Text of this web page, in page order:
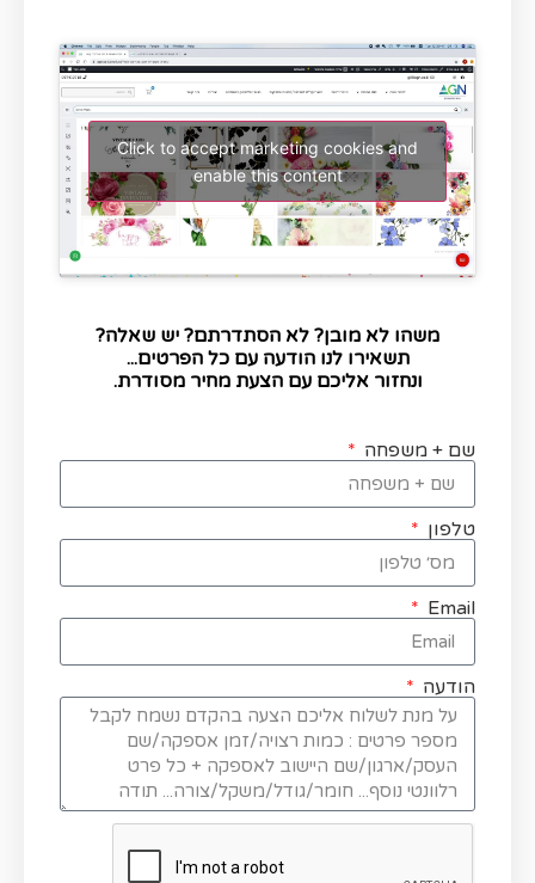
Click to accept marketing cookies and
enable this content
משהו לא מובן? לא הסתדרתם? יש שאלה?
תשאירו לנו הודעה עם כל הפרטים...
ונחזור אליכם עם הצעת מחיר מסודרת.
שם + משפחה
טלפון
Email
הודעה